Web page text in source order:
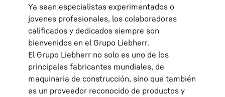
Ya sean especialistas experimentados o
jovenes profesionales, los colaboradores
calificados y dedicados siempre son
bienvenidos en el Grupo Liebherr.
El Grupo Liebherr no solo es uno de los
principales fabricantes mundiales, de
maquinaria de construcción, sino que también
es un proveedor reconocido de productos y